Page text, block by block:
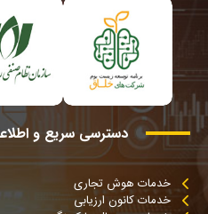
دسترسی سریع و
خدمات هوش تجاری
خدمات کانون ارزیابی